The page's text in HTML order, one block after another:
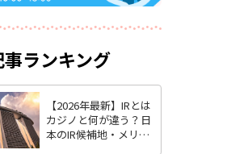
ランキング
【2026年最新】IRとは
カジノと何が違う？日
本のIR候補地・メリッ